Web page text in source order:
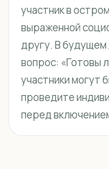
участник в
выраженной
другу. В будущем
вопрос: «Готовы
участники могут
проведите
перед